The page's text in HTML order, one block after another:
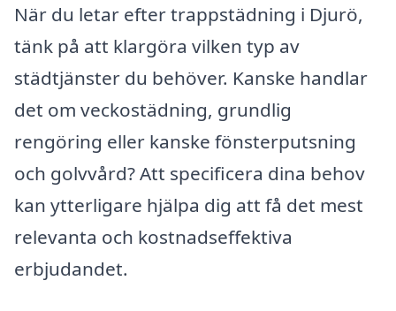
När du letar efter trappstädning i Djurö,
tänk på att klargöra vilken typ av
städtjänster du behöver. Kanske handlar
det om veckostädning, grundlig
rengöring eller kanske fönsterputsning
och golvvård? Att specificera dina behov
kan ytterligare hjälpa dig att få det mest
relevanta och kostnadseffektiva
erbjudandet.